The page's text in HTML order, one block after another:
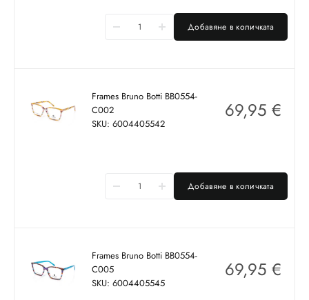
Добавяне в количката
Frames Bruno Botti BB0554-
C002
SKU: 6004405542
69,95 €
Добавяне в количката
Frames Bruno Botti BB0554-
C005
SKU: 6004405545
69,95 €